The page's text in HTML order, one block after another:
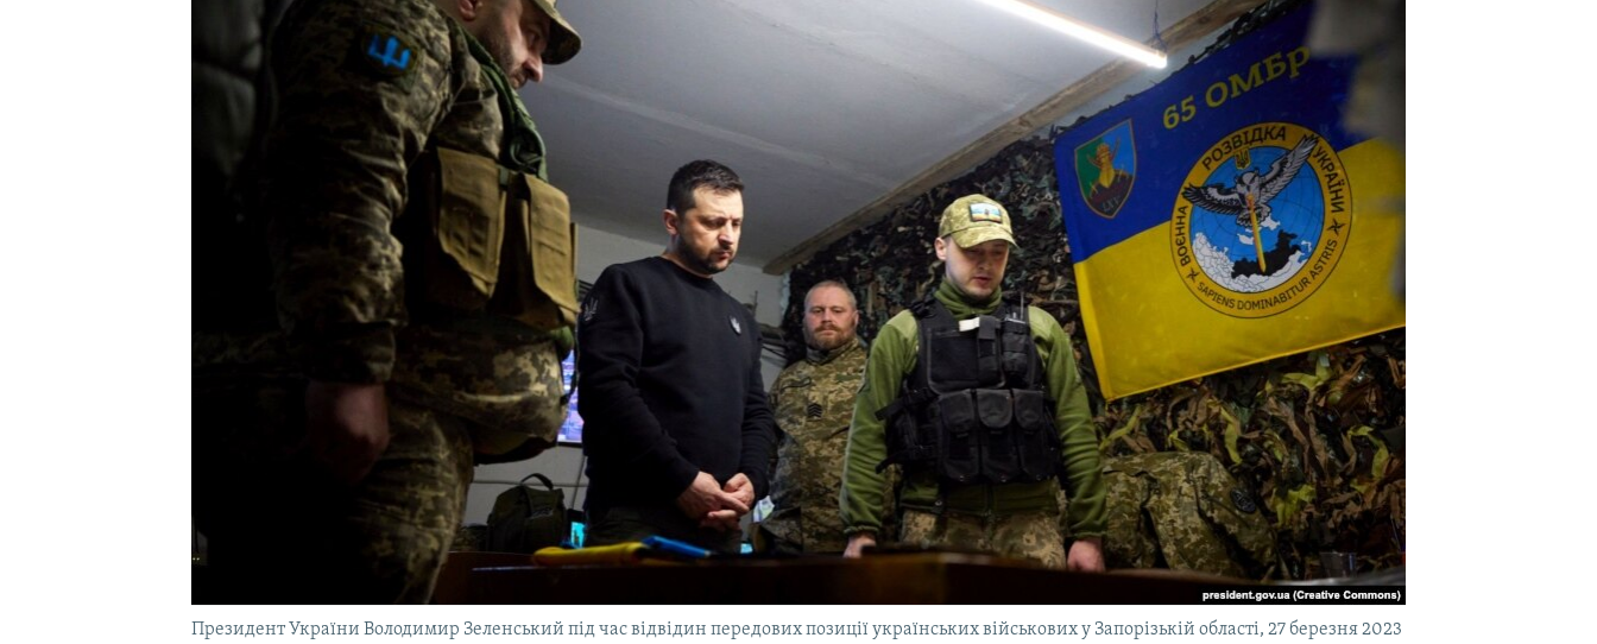
УКРАЇНСЬКА ПРОБЛЕМА КРИМУ
Президент України Володимир Зеленський під час відвідин передових позиції українських військових у Запорізькій області, 27 березня 2023